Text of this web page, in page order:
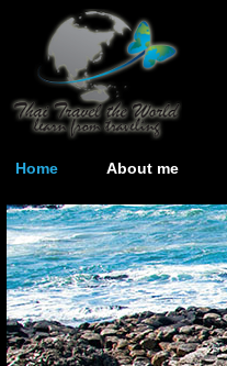
Home About me